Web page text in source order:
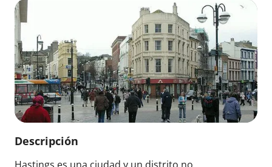
Descripción